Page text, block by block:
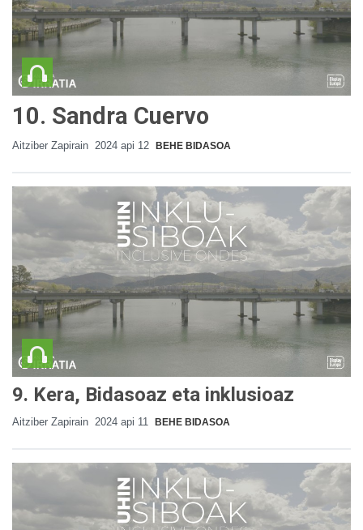
10. Sandra Cuervo
Aitziber Zapirain 2024 api 12 BEHE BIDASOA
9. Kera, Bidasoaz eta inklusioaz
Aitziber Zapirain 2024 api 11 BEHE BIDASOA